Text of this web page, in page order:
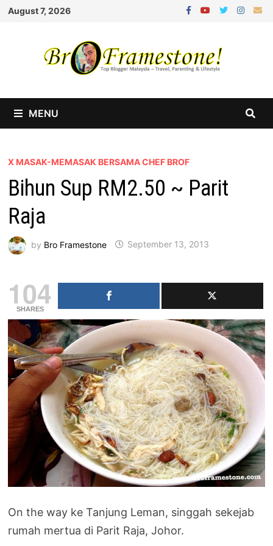
Skip
August 7, 2026
MENU
X MASAK-MEMASAK BERSAMA CHEF BROF
Bihun Sup RM2.50 ~ Parit
Raja
by Bro Framestone September 13, 2013
104
SHARES
On the way ke Tanjung Leman, singgah sekejab
rumah mertua di Parit Raja, Johor.